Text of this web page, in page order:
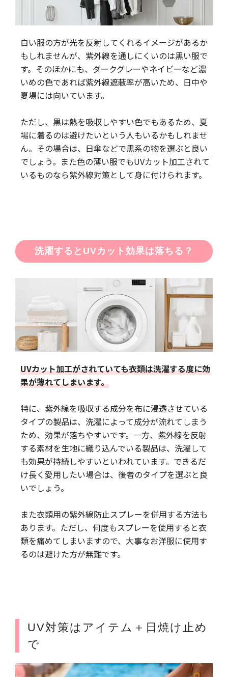
白い服の方が光を反射してくれるイメージがあるか
もしれませんが、紫外線を通しにくいのは黒い服で
す。そのほかにも、ダークグレーやネイビーなど濃
いめの色であれば紫外線遮蔽率が高いため、日中や
夏場には向いています。
ただし、黒は熱を吸収しやすい色でもあるため、夏
場に着るのは避けたいという人もいるかもしれませ
ん。その場合は、日傘などで黒系の物を選ぶと良い
でしょう。また色の薄い服でもUVカット加工されて
いるものなら紫外線対策として身に付けられます。
洗濯するとUVカット効果は落ちる？
UVカット加工がされていても衣類は洗濯する度に効
果が薄れてしまいます。
特に、紫外線を吸収する成分を布に浸透させている
タイプの製品は、洗濯によって成分が流れてしまう
ため、効果が落ちやすいです。一方、紫外線を反射
する素材を生地に織り込んでいる製品は、洗濯して
も効果が持続しやすいといわれています。できるだ
け長く愛用したい場合は、後者のタイプを選ぶと良
いでしょう。
また衣類用の紫外線防止スプレーを併用する方法も
あります。ただし、何度もスプレーを使用すると衣
類を痛めてしまいますので、大事なお洋服に使用す
るのは避けた方が無難です。
UV対策はアイテム＋日焼け止め
で